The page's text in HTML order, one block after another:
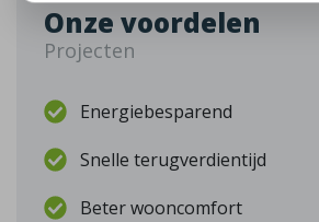
Onze voordelen
Projecten
Energiebesparend
Snelle terugverdientijd
Beter wooncomfort